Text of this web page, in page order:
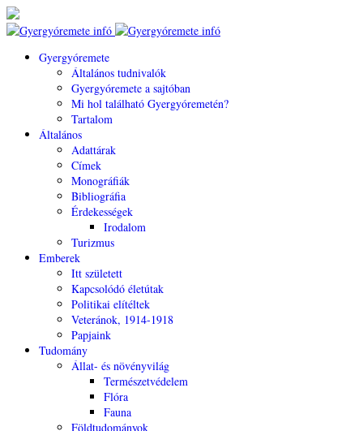
Gyergyóremete
Általános tudnivalók
Gyergyóremete a sajtóban
Mi hol található Gyergyóremetén?
Tartalom
Általános
Adattárak
Címek
Monográfiák
Bibliográfia
Érdekességek
Irodalom
Turizmus
Emberek
Itt született
Kapcsolódó életútak
Politikai elítéltek
Veteránok, 1914-1918
Papjaink
Tudomány
Állat- és növényvilág
Természetvédelem
Flóra
Fauna
Földtudományok